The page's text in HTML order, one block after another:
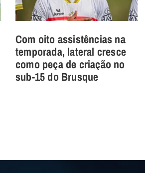
Com oito assistências na
temporada, lateral cresce
como peça de criação no
sub-15 do Brusque